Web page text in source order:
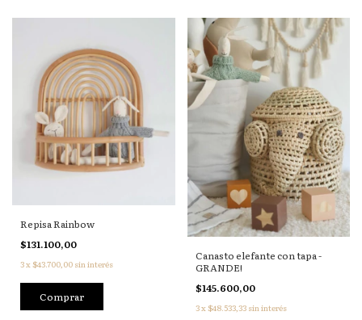
Repisa Rainbow
$131.100,00
3x $43.700,00 sin interés
Canasto elefante con tapa -
GRANDE!
$145.600,00
3x $48.533,33 sin interés